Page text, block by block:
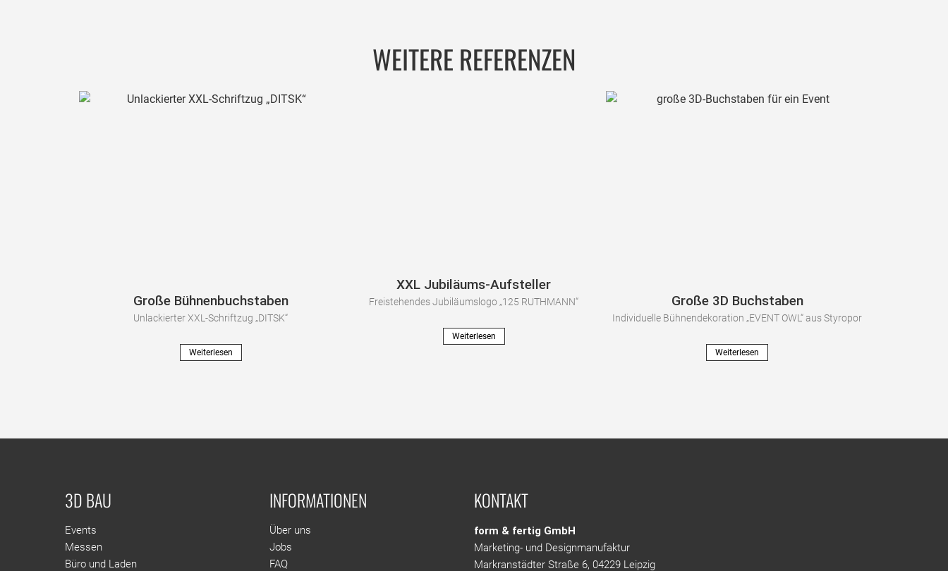
WEITERE REFERENZEN
Große Bühnenbuchstaben
Unlackierter XXL-Schriftzug „DITSK“
Weiterlesen
XXL Jubiläums-Aufsteller
Freistehendes Jubiläumslogo „125 RUTHMANN“
Weiterlesen
Große 3D Buchstaben
Individuelle Bühnendekoration „EVENT OWL“ aus Styropor
Weiterlesen
3D BAU
Events
Messen
Büro und Laden
INFORMATIONEN
Über uns
Jobs
FAQ
KONTAKT
form & fertig GmbH
Marketing- und Designmanufaktur
Markranstädter Straße 6, 04229 Leipzig